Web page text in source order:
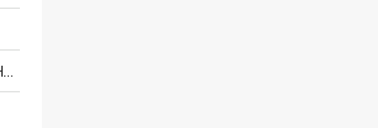
БАНДИТЫ ПОХИТИЛИ 8 ТУРИСТОВ, ТРОЕ СПАСЕНЫ. ЧЕРЕЗ ТАЙЛАНД ПРОЛЕГАЕТ КРУПНЫЙ КАНАЛ РАБОТОРГОВЛИ